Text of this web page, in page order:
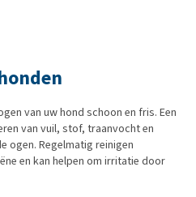
van uw hond schoon en fris. Een
van vuil, stof, traanvocht en
ogen. Regelmatig reinigen
en kan helpen om irritatie door